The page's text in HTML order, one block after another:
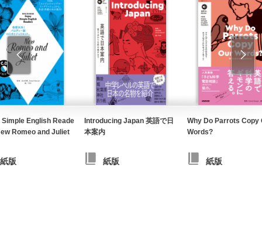
Simple English Reade
Romeo and Juliet
紙版
Introducing Japan 英語で日
本案内
紙版
Why Do Parrots Copy
Words?
紙版